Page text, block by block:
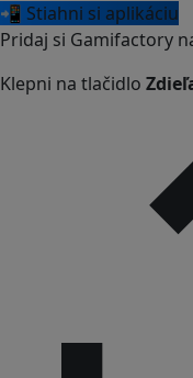
📲 Stiahni si aplikáciu
Pridaj si Gamifactory
Klepni na tlačidlo